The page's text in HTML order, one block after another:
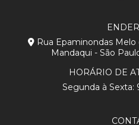
Rua Epaminondas Melo
Mandaqui - São
HORÁRIO DE
Segunda à Sexta: